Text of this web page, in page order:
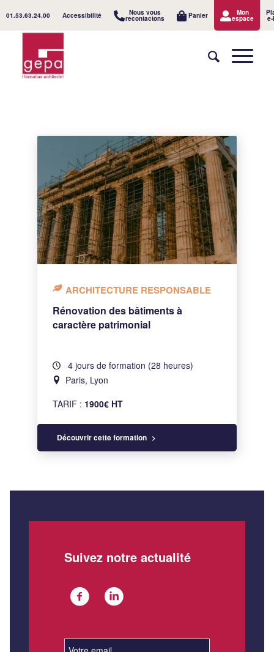
01.53.63.24.00 Accessibilité Nous vous
recontactons Panier Mon
espace
ARCHITECTURE RESPONSABLE
Rénovation des bâtiments à
caractère patrimonial
4 jours de formation (28 heures)
Paris, Lyon
TARIF : 1900€ HT
Découvrir cette formation
Suivez notre actualité